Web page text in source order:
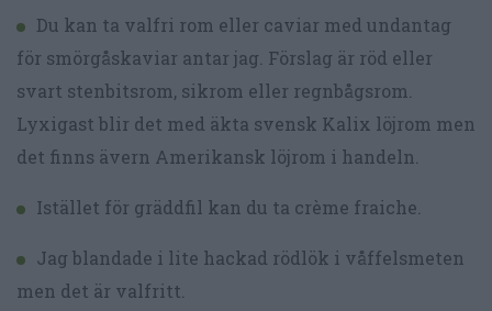
Du kan ta valfri rom eller caviar med undantag
för smörgåskaviar antar jag. Förslag är röd eller
svart stenbitsrom, sikrom eller regnbågsrom.
Lyxigast blir det med äkta svensk Kalix löjrom men
det finns ävern Amerikansk löjrom i handeln.
Istället för gräddfil kan du ta crème fraiche.
Jag blandade i lite hackad rödlök i våffelsmeten
men det är valfritt.